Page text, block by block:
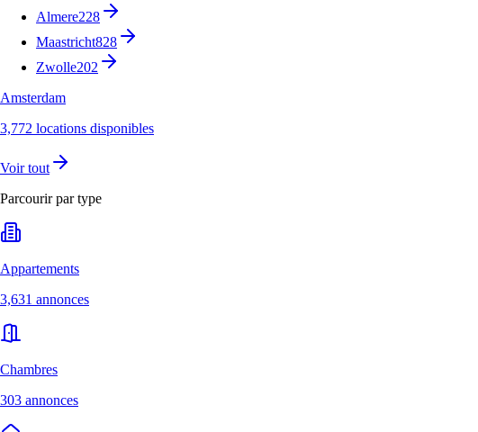
Almere228
Maastricht828
Zwolle202
Amsterdam
3,772 locations disponibles
Voir tout
Parcourir par type
Appartements
3,631 annonces
Chambres
303 annonces